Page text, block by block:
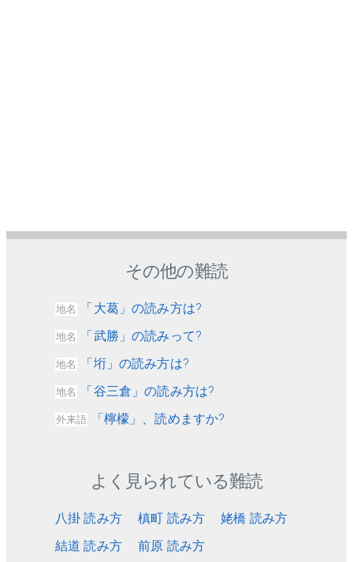
その他の難読
地名 「大葛」の読み方は?
地名 「武勝」の読みって?
地名 「垳」の読み方は?
地名 「谷三倉」の読み方は?
外来語 「檸檬」、読めますか?
よく見られている難読
八掛 読み方 槙町 読み方
姥橋 読み方
結道 読み方
前原 読み方